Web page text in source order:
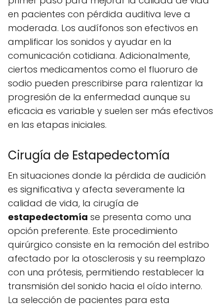
en pacientes con pérdida auditiva leve a
moderada. Los audífonos son efectivos en
amplificar los sonidos y ayudar en la
comunicación cotidiana. Adicionalmente,
ciertos medicamentos como el fluoruro de
sodio pueden prescribirse para ralentizar la
progresión de la enfermedad aunque su
eficacia es variable y suelen ser más efectivos
en las etapas iniciales.
Cirugía de Estapedectomía
En situaciones donde la pérdida de audición
es significativa y afecta severamente la
calidad de vida, la cirugía de
estapedectomía se presenta como una
opción preferente. Este procedimiento
quirúrgico consiste en la remoción del estribo
afectado por la otosclerosis y su reemplazo
con una prótesis, permitiendo restablecer la
transmisión del sonido hacia el oído interno.
La selección de pacientes para esta